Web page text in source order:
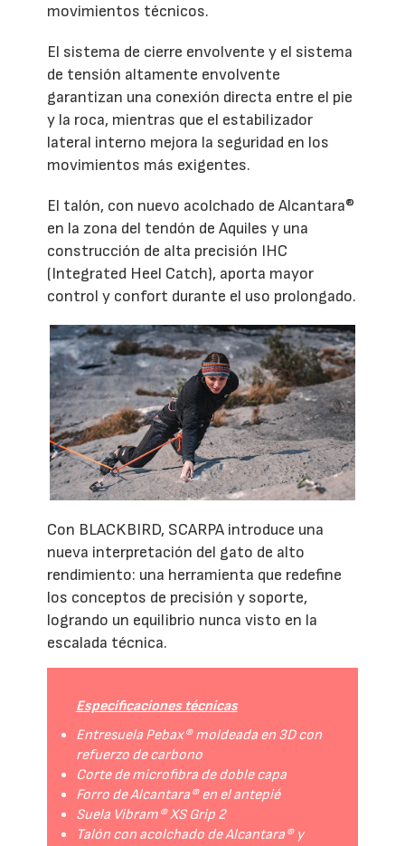
movimientos técnicos.
El sistema de cierre envolvente y el sistema
de tensión altamente envolvente
garantizan una conexión directa entre el pie
y la roca, mientras que el estabilizador
lateral interno mejora la seguridad en los
movimientos más exigentes.
El talón, con nuevo acolchado de Alcantara®
en la zona del tendón de Aquiles y una
construcción de alta precisión IHC
(Integrated Heel Catch), aporta mayor
control y confort durante el uso prolongado.
Con BLACKBIRD, SCARPA introduce una
nueva interpretación del gato de alto
rendimiento: una herramienta que redefine
los conceptos de precisión y soporte,
logrando un equilibrio nunca visto en la
escalada técnica.
Especificaciones técnicas
Entresuela Pebax® moldeada en 3D con
refuerzo de carbono
Corte de microfibra de doble capa
Forro de Alcantara® en el antepié
Suela Vibram® XS Grip 2
Talón con acolchado de Alcantara® y